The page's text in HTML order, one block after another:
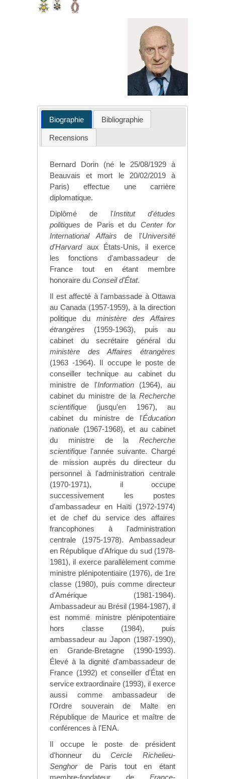
Biographie Bibliographie
Recensions
Bernard Dorin (né le 25/08/1929 à
Beauvais et mort le 20/02/2019 à
Paris) effectue une carrière
diplomatique.
Diplômé de l'Institut d'études
politiques de Paris et du Center for
International Affairs de l'Université
d'Harvard aux États-Unis, il exerce
les fonctions d'ambassadeur de
France tout en étant membre
honoraire du Conseil d'État.
Il est affecté à l'ambassade à Ottawa
au Canada (1957-1959), à la direction
politique du ministère des Affaires
étrangères (1959-1963), puis au
cabinet du secrétaire général du
ministère des Affaires étrangères
(1963 -1964). Il occupe le poste de
conseiller technique au cabinet du
ministre de l'Information(1964), au
cabinet du ministre de la Recherche
scientifique (jusqu'en 1967), au
cabinet du ministre de l'Éducation
nationale (1967-1968), et au cabinet
du ministre de la Recherche
scientifique l'année suivante. Chargé
de mission auprès du directeur du
personnel à l'administration centrale
(1970-1971), il occupe
successivement les postes
d'ambassadeur en Haïti (1972-1974)
et de chef du service des affaires
francophones à l'administration
centrale (1975-1978). Ambassadeur
en République d'Afrique du sud (1978-
1981), il exerce parallèlement comme
ministre plénipotentiaire (1976), de 1re
classe (1980), puis comme directeur
d'Amérique (1981-1984).
Ambassadeur au Brésil (1984-1987), il
est nommé ministre plénipotentiaire
hors classe (1984), puis
ambassadeur au Japon (1987-1990),
en Grande-Bretagne (1990-1993).
Élevé à la dignité d'ambassadeur de
France (1992) et conseiller d'État en
service extraordinaire (1993), il exerce
aussi comme ambassadeur de
l'Ordre souverain de Malte en
République de Maurice et maître de
conférences à l'ENA.
Il occupe le poste de président
d'honneur duCercle Richelieu-
Senghorde Paris tout en étant